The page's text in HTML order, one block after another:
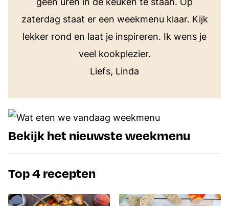
zaterdag staat er een weekmenu klaar. Kijk
lekker rond en laat je inspireren. Ik wens je
veel kookplezier.
Liefs, Linda
Bekijk het nieuwste weekmenu
Top 4 recepten